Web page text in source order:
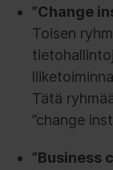
”Change
Toisen
Tätä
”change
”Business